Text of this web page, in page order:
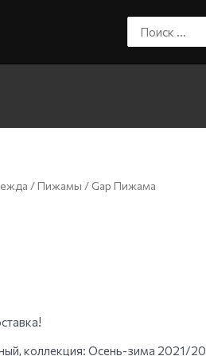
/Пижамы / Gap Пижама
коллекция: Осень-зима